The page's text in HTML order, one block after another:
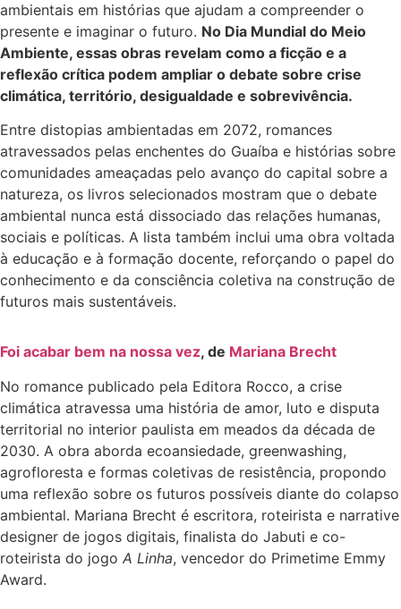
ambientais em histórias que ajudam a compreender o
presente e imaginar o futuro. No Dia Mundial do Meio
Ambiente, essas obras revelam como a ficção e a
reflexão crítica podem ampliar o debate sobre crise
climática, território, desigualdade e sobrevivência.
Entre distopias ambientadas em 2072, romances
atravessados pelas enchentes do Guaíba e histórias sobre
comunidades ameaçadas pelo avanço do capital sobre a
natureza, os livros selecionados mostram que o debate
ambiental nunca está dissociado das relações humanas,
sociais e políticas. A lista também inclui uma obra voltada
à educação e à formação docente, reforçando o papel do
conhecimento e da consciência coletiva na construção de
futuros mais sustentáveis.
Foi acabar bem na nossa vez, de Mariana Brecht
No romance publicado pela Editora Rocco, a crise
climática atravessa uma história de amor, luto e disputa
territorial no interior paulista em meados da década de
2030. A obra aborda ecoansiedade, greenwashing,
agrofloresta e formas coletivas de resistência, propondo
uma reflexão sobre os futuros possíveis diante do colapso
ambiental. Mariana Brecht é escritora, roteirista e narrative
designer de jogos digitais, finalista do Jabuti e co-
roteirista do jogo A Linha, vencedor do Primetime Emmy
Award.